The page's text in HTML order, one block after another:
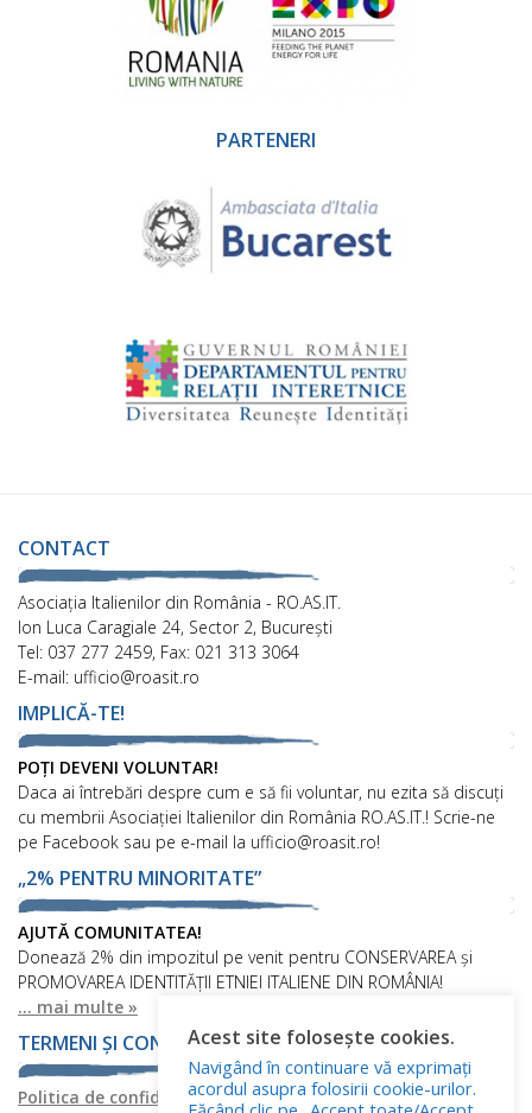
PARTENERI
CONTACT
Asociaţia Italienilor din România - RO.AS.IT.
Ion Luca Caragiale 24, Sector 2, București
Tel: 037 277 2459, Fax: 021 313 3064
E-mail: ufficio@roasit.ro
IMPLICĂ-TE!
POȚI DEVENI VOLUNTAR!
Daca ai întrebări despre cum e să fii voluntar, nu ezita să discuți
cu membrii Asociației Italienilor din România RO.AS.IT.! Scrie-ne
pe Facebook sau pe e-mail la ufficio@roasit.ro!
„2% PENTRU MINORITATE”
AJUTĂ COMUNITATEA!
Donează 2% din impozitul pe venit pentru CONSERVAREA și
PROMOVAREA IDENTITĂȚII ETNIEI ITALIENE DIN ROMÂNIA!
... mai multe »
TERMENI ȘI CONDIȚII
Politica de confidențialitatePolitica privind fișierele cookies
Acest site folosește cookies.
Navigând în continuare vă exprimați
acordul asupra folosirii cookie-urilor.